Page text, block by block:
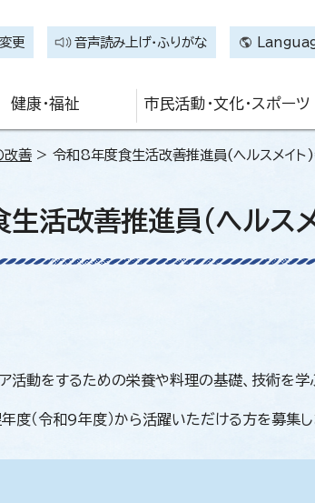
更 音声読み上げ・ふりがな
健康・福祉 市民活動・文化・スポーツ
改善 > 令和8年度食生活改善推進員(ヘルスメイト
活改善推進員(ヘルス
活動をするための栄養や料理の基礎、技術を学
年度（令和9年度）から活躍いただける方を募集し